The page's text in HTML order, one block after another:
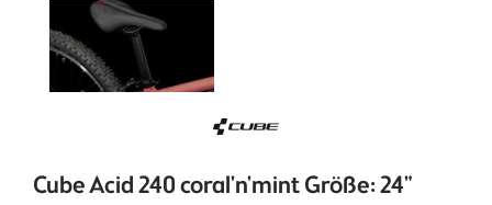
Cube Acid 240 coral'n'mint Größe: 24"